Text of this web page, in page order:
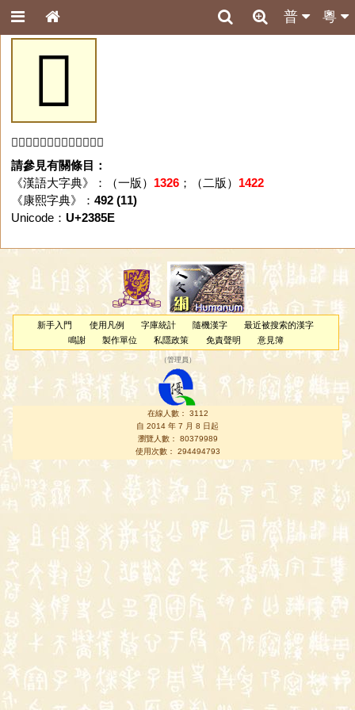
粵
普
𣡞
「𣡞」字未收錄於本資料庫。
請參見有關條目：
《漢語大字典》：（一版） 1326；（二版） 1422
《康熙字典》： 492 (11)
Unicode： U+2385E
新手入門 使用凡例 字庫統計 隨機漢字
最近被搜索的漢字
鳴謝
製作單位 私隱政策 免責聲明 意見簿
（管理員 ）
在線人數： 3112
自 2014 年 7 月 8 日起
瀏覽人數： 80379989
使用次數： 294494793